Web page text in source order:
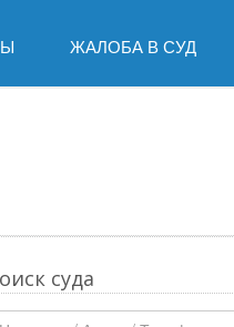
ЖАЛОБА В СУД
суда